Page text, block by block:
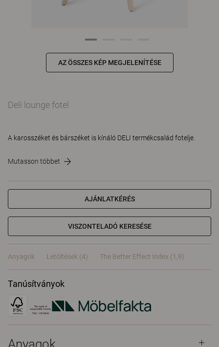
AZ ÖSSZES KÉP MEGJELENÍTÉSE
Deli lounge fotel
A karosszéket és bárszéket is kínáló DELI termékcsalád fotelje.
Mutasson többet
AJÁNLATKÉRÉS
VISZONTELADÓ KERESÉSE
Anyagok Letöltések (4) The Better Effect Index (1,9)
Tanúsítványok
Anyagok